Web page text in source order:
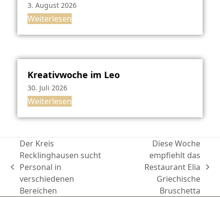
3. August 2026
Weiterlesen
Kreativwoche im Leo
30. Juli 2026
Weiterlesen
vorheriger
Beitrag:
Der Kreis
Recklinghausen sucht
Personal in
verschiedenen
Bereichen
Nächster
Diese Woche
empfiehlt das
Restaurant Elia
Griechische
Bruschetta